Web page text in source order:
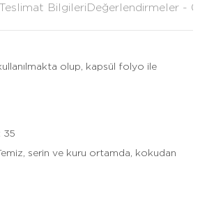
Teslimat BilgileriDeğerlendirmeler - 0
olup, kapsül folyo ile
35
serin ve kuru ortamda, kokudan